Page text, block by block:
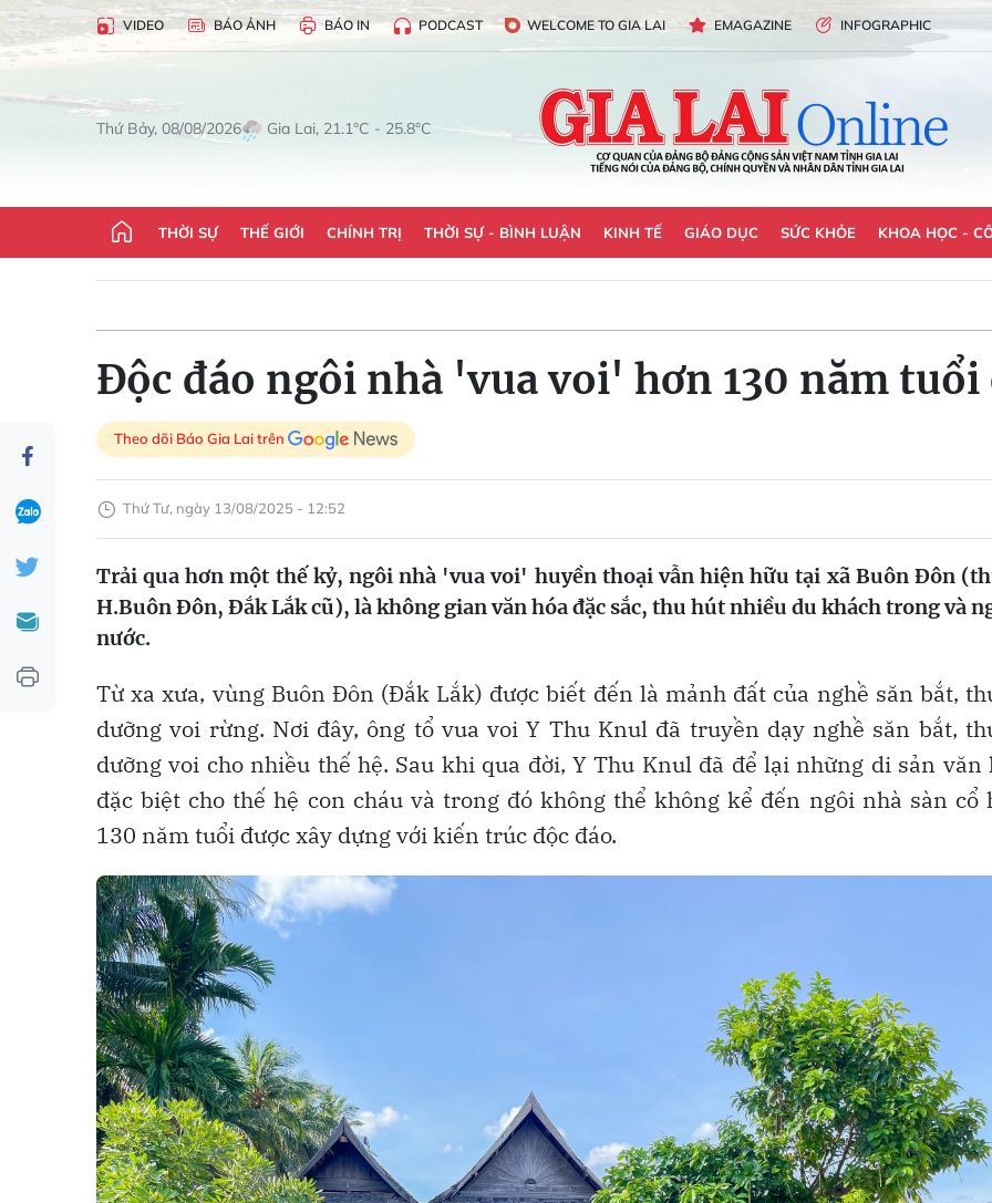
VIDEO BÁO ẢNH BÁO IN PODCAST WELCOME TO GIA LAI EMAGAZINE INFOGRAPHIC
Thứ Bảy, 08/08/2026 Gia Lai, 21.1°C - 25.8°C
THỜI SỰ THẾ GIỚI CHÍNH TRỊ THỜI SỰ - BÌNH LUẬN KINH TẾ GIÁO DỤC SỨC KHỎE KHOA HỌC -
Độc đáo ngôi nhà 'vua voi' hơn 130 năm
Theo dõi Báo Gia Lai trên
Thứ Tư, ngày 13/08/2025 - 12:52
Trải qua hơn một thế kỷ, ngôi nhà 'vua voi' huyền thoại vẫn hiện hữu tại xã Buôn Đôn
H.Buôn Đôn, Đắk Lắk cũ), là không gian văn hóa đặc sắc, thu hút nhiều du khách trong và
nước.
Từ xa xưa, vùng Buôn Đôn (Đắk Lắk) được biết đến là mảnh đất của nghề săn bắt,
dưỡng voi rừng. Nơi đây, ông tổ vua voi Y Thu Knul đã truyền dạy nghề săn bắt,
dưỡng voi cho nhiều thế hệ. Sau khi qua đời, Y Thu Knul đã để lại những di sản văn
đặc biệt cho thế hệ con cháu và trong đó không thể không kể đến ngôi nhà sàn cổ
130 năm tuổi được xây dựng với kiến trúc độc đáo.